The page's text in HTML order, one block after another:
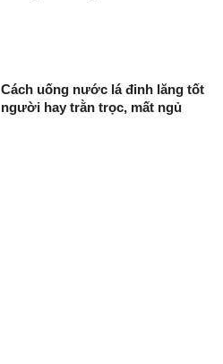
Cách uống nước lá đinh lăng tốt
người hay trằn trọc, mất ngủ